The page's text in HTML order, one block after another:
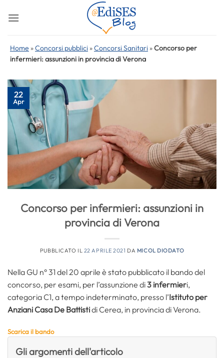
Home »Concorsi pubblici »Concorsi Sanitari »Concorso per
infermieri: assunzioni in provincia di Verona
22
Apr
Concorso per infermieri: assunzioni in
provincia di Verona
PUBBLICATO IL 22 APRILE 2021 DA MICOL DIODATO
Nella GU n° 31 del 20 aprile è stato pubblicato il bando del
concorso, per esami, per l’assunzione di3 infermieri,
categoria C1, a tempo indeterminato, presso l’Istituto per
Anziani Casa De Battistidi Cerea, in provincia di Verona.
Scarica il bando
Gli argomenti dell'articolo